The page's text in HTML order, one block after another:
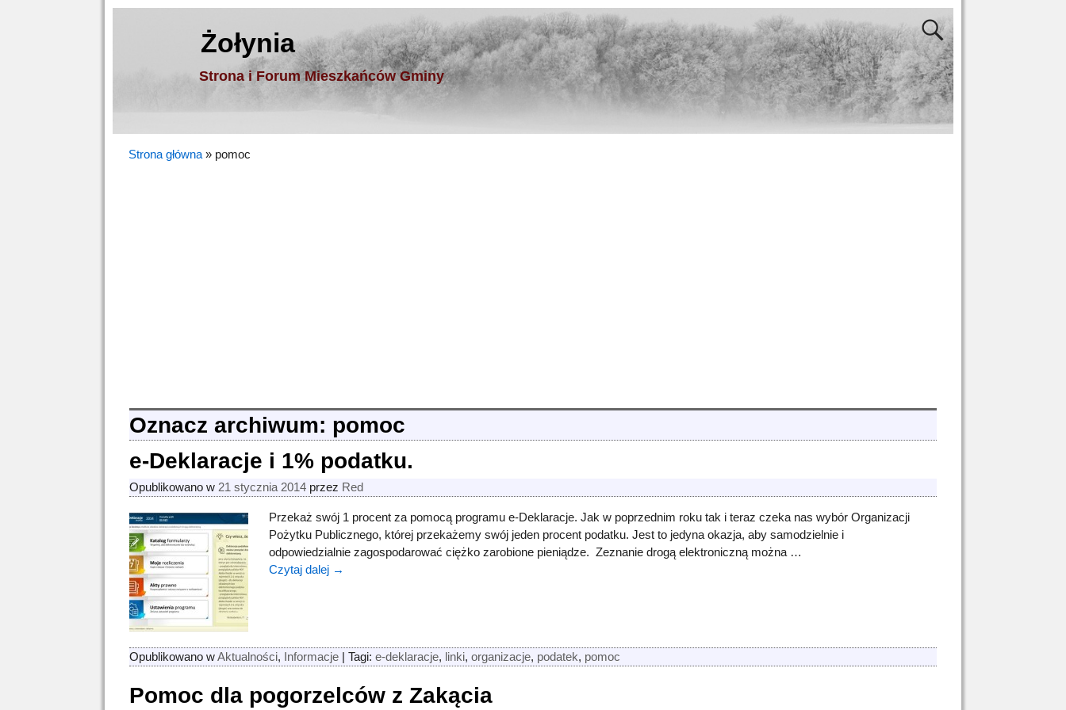
Żołynia
Strona i Forum Mieszkańców Gminy
Strona główna » pomoc
Oznacz archiwum: pomoc
e-Deklaracje i 1% podatku.
Opublikowano w 21 stycznia 2014 przez Red
Przekaż swój 1 procent za pomocą programu e-Deklaracje. Jak w poprzednim roku tak i teraz czeka nas wybór Organizacji
Pożytku Publicznego, której przekażemy swój jeden procent podatku. Jest to jedyna okazja, aby samodzielnie i
odpowiedzialnie zagospodarować ciężko zarobione pieniądze. Zeznanie drogą elektroniczną można …
Czytaj dalej →
Opublikowano wAktualności, Informacje |Tagi:e-deklaracje, linki,organizacje, podatek, pomoc
Pomoc dla pogorzelców z Zakącia